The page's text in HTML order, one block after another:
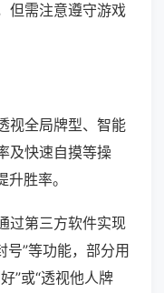
但需注意遵守游戏
视全局牌型、智能
及快速自摸等操
胜率。
过第三方软件实现
号”等功能，部分用
”或“透视他人牌